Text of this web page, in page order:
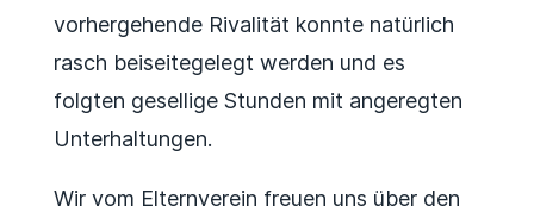
vorhergehende Rivalität konnte natürlich
rasch beiseitegelegt werden und es
folgten gesellige Stunden mit angeregten
Unterhaltungen.
Wir vom Elternverein freuen uns über den